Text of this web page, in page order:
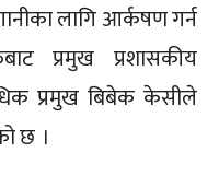
लागि आर्कषण गर्न
प्रमुख प्रशासकीय
प्रमुख बिबेक केसीले
छ ।